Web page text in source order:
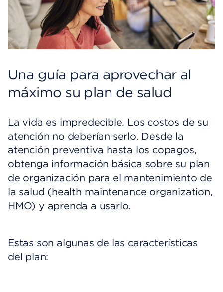
Una guía para aprovechar al
máximo su plan de salud
La vida es impredecible. Los costos de su
atención no deberían serlo. Desde la
atención preventiva hasta los copagos,
obtenga información básica sobre su plan
de organización para el mantenimiento de
la salud (health maintenance organization,
HMO) y aprenda a usarlo.
Estas son algunas de las características
del plan: